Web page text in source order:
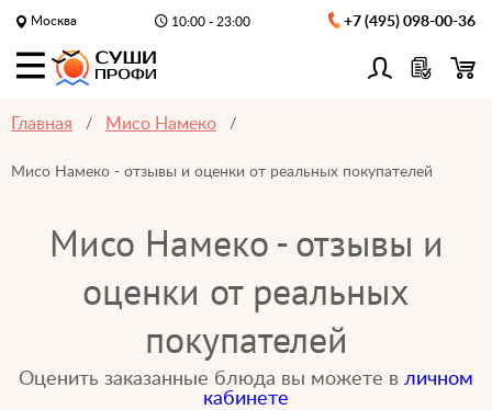
Москва 10:00 - 23:00 +7 (495) 098-00-36
Главная Мисо Намеко
Мисо Намеко - отзывы и оценки от реальных покупателей
Мисо Намеко - отзывы и
оценки от реальных
покупателей
Оценить заказанные блюда вы можете в личном
кабинете